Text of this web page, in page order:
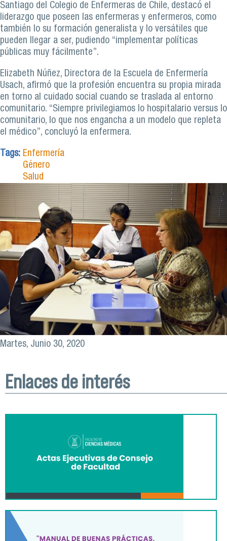
Santiago del Colegio de Enfermeras de Chile, destacó el
liderazgo que poseen las enfermeras y enfermeros, como
también lo su formación generalista y lo versátiles que
pueden llegar a ser, pudiendo “implementar políticas
públicas muy fácilmente”.
Elizabeth Núñez, Directora de la Escuela de Enfermería
Usach, afirmó que la profesión encuentra su propia mirada
en torno al cuidado social cuando se traslada al entorno
comunitario. “Siempre privilegiamos lo hospitalario versus lo
comunitario, lo que nos engancha a un modelo que repleta
el médico”, concluyó la enfermera.
Tags: Enfermería
Género
Salud
Martes, Junio 30, 2020
Enlaces de interés